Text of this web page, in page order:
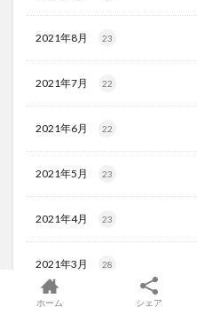
2021年8月 23
2021年7月 22
2021年6月 22
2021年5月 23
2021年4月 23
2021年3月 28
2021年2月
ホーム シェア